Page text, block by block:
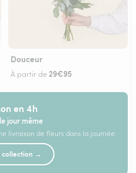
Douceur
À partir de 29€95
en 4h
jour même
livraison de fleurs dans la journée
collection →